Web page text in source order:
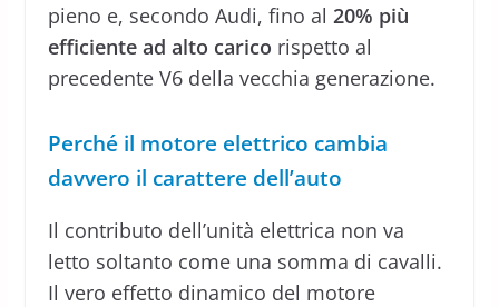
pieno e, secondo Audi, fino al 20% più
efficiente ad alto carico rispetto al
precedente V6 della vecchia generazione.
Perché il motore elettrico cambia
davvero il carattere dell’auto
Il contributo dell’unità elettrica non va
letto soltanto come una somma di cavalli.
Il vero effetto dinamico del motore